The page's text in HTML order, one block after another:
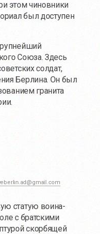
этом чиновники
был доступен
Союза. Здесь
солдат,
Берлина. Он был
гранита
статую воина-
с братскими
скорбящей